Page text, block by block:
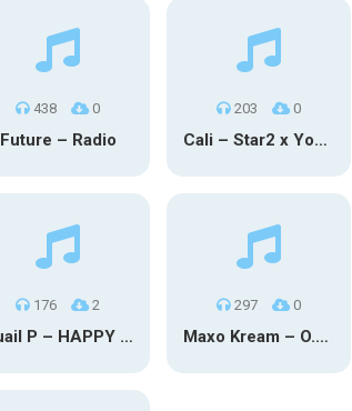
438 0
Future – Radio
203 0
Cali – Star2 x Young Henny
176 2
Quail P – HAPPY TEARS
297 0
Maxo Kream – O.Y.N